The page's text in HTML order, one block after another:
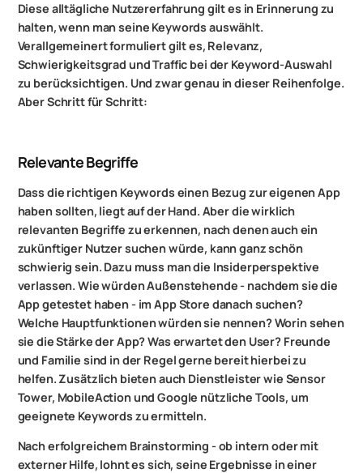
Diese alltägliche Nutzererfahrung gilt es in Erinnerung zu
halten, wenn man seine Keywords auswählt.
Verallgemeinert formuliert gilt es, Relevanz,
Schwierigkeitsgrad und Traffic bei der Keyword-Auswahl
zu berücksichtigen. Und zwar genau in dieser Reihenfolge.
Aber Schritt für Schritt:
Relevante Begriffe
Dass die richtigen Keywords einen Bezug zur eigenen App
haben sollten, liegt auf der Hand. Aber die wirklich
relevanten Begriffe zu erkennen, nach denen auch ein
zukünftiger Nutzer suchen würde, kann ganz schön
schwierig sein. Dazu muss man die Insiderperspektive
verlassen. Wie würden Außenstehende - nachdem sie die
App getestet haben - im App Store danach suchen?
Welche Hauptfunktionen würden sie nennen? Worin sehen
sie die Stärke der App? Was erwartet den User? Freunde
und Familie sind in der Regel gerne bereit hierbei zu
helfen. Zusätzlich bieten auch Dienstleister wie Sensor
Tower, MobileAction und Google nützliche Tools, um
geeignete Keywords zu ermitteln.
Nach erfolgreichem Brainstorming - ob intern oder mit
externer Hilfe, lohnt es sich, seine Ergebnisse in einer